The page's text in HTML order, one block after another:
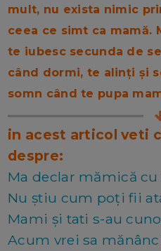
mult, nu exista nimic
ceea ce simt ca mamă.
te iubesc secunda de
când dormi, te alinți și
somn când te pupa
in acest articol veti
despre:
Ma declar mămică
Nu știu cum poți fii
Mami și tati s-au
Acum vrei sa